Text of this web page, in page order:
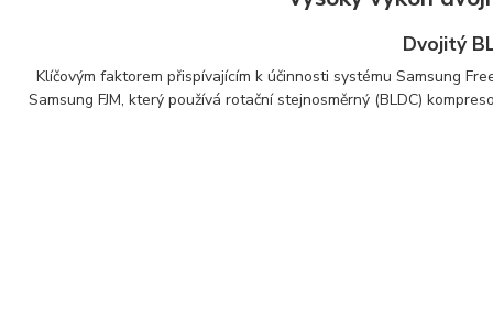
Dvojitý
Klíčovým faktorem přispívajícím k účinnosti systému Samsung
Samsung FJM, který používá rotační stejnosměrný (BLDC)